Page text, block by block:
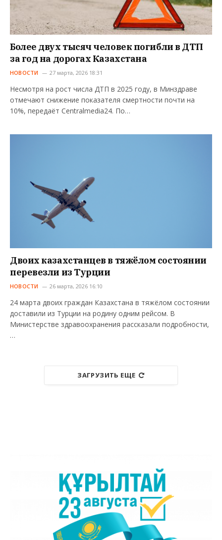
Более двух тысяч человек погибли в ДТП
за год на дорогах Казахстана
НОВОСТИ 27 марта, 2026 18:31
Несмотря на рост числа ДТП в 2025 году, в Минздраве
отмечают снижение показателя смертности почти на
10%, передаёт Centralmedia24. По…
Двоих казахстанцев в тяжёлом состоянии
перевезли из Турции
НОВОСТИ 26 марта, 2026 16:10
24 марта двоих граждан Казахстана в тяжёлом состоянии
доставили из Турции на родину одним рейсом. В
Министерстве здравоохранения рассказали подробности,
…
ЗАГРУЗИТЬ ЕЩЕ